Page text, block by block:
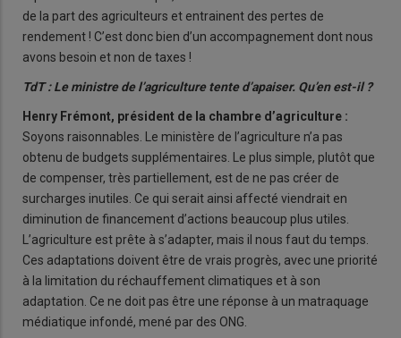
de la part des agriculteurs et entrainent des pertes de
rendement ! C’est donc bien d’un accompagnement dont nous
avons besoin et non de taxes !
TdT : Le ministre de l’agriculture tente d’apaiser. Qu’en est-il ?
Henry Frémont, président de la chambre d’agriculture :
Soyons raisonnables. Le ministère de l’agriculture n’a pas
obtenu de budgets supplémentaires. Le plus simple, plutôt que
de compenser, très partiellement, est de ne pas créer de
surcharges inutiles. Ce qui serait ainsi affecté viendrait en
diminution de financement d’actions beaucoup plus utiles.
L’agriculture est prête à s’adapter, mais il nous faut du temps.
Ces adaptations doivent être de vrais progrès, avec une priorité
à la limitation du réchauffement climatiques et à son
adaptation. Ce ne doit pas être une réponse à un matraquage
médiatique infondé, mené par des ONG.